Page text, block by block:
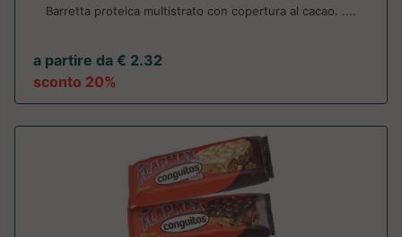
Barretta proteica multistrato con copertura al cacao. ....
a partire da € 2.32
sconto 20%